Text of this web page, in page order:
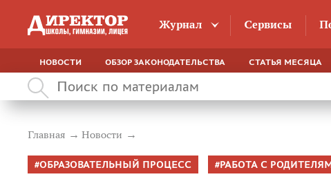
Журнал Сервисы
НОВОСТИ ОБЗОР ЗАКОНОДАТЕЛЬСТВА СТАТЬЯ МЕСЯЦА
Главная Новости
ОБРАЗОВАТЕЛЬНЫЙ ПРОЦЕСС РАБОТА С